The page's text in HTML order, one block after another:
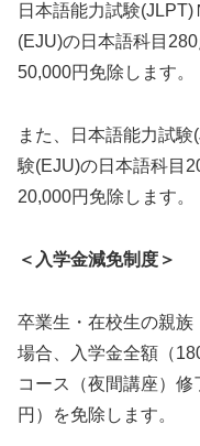
日本語能力試験
(EJU)の日本語科目
50,000円免除します。
また、日本語能力試
験(EJU)の日本語科目
20,000円免除します。
＜入学金減免制度＞
卒業生・在校生の親族
場合、入学金全額（
コース（夜間講座）
円）を免除します。